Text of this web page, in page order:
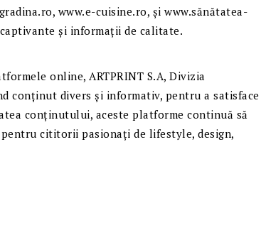
www.e-cuisine.ro, și www.sănătatea-
și informații de calitate.
online, ARTPRINT S.A, Divizia
conținut divers și informativ, pentru a satisface
conținutului, aceste platforme continuă să
cititorii pasionați de lifestyle, design,